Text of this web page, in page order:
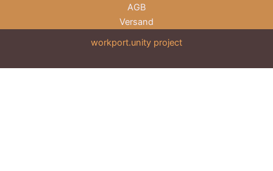
AGB
Versand
workport.unity project